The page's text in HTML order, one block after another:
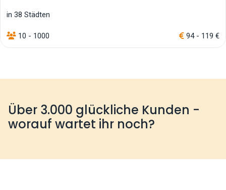
in 38 Städten
10 - 1000 94 - 119 €
Über 3.000 glückliche Kunden -
worauf wartet ihr noch?